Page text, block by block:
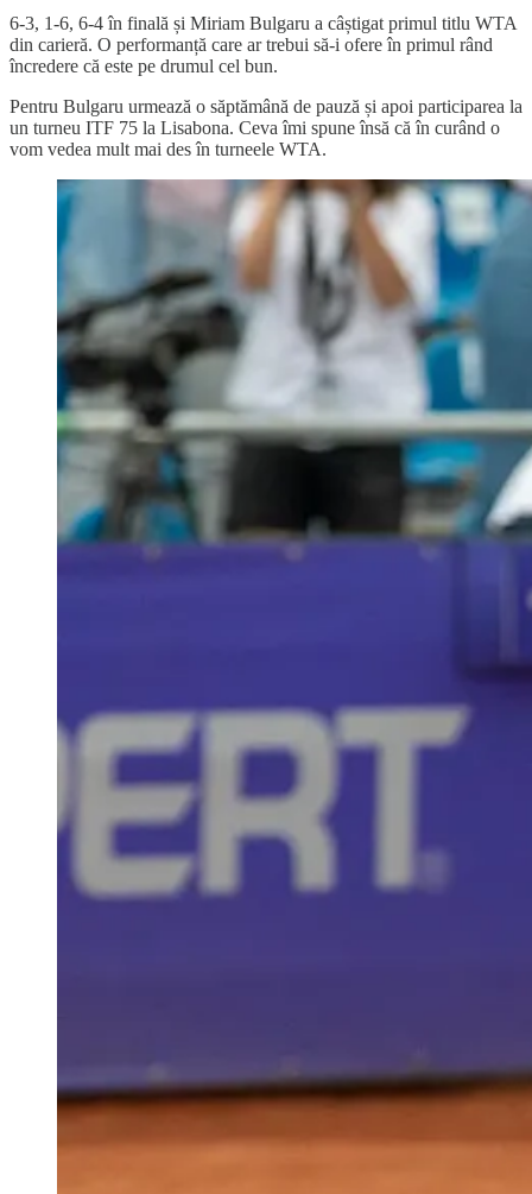
6-3, 1-6, 6-4 în finală și Miriam Bulgaru a câștigat primul titlu WTA
din carieră. O performanță care ar trebui să-i ofere în primul rând
încredere că este pe drumul cel bun.
Pentru Bulgaru urmează o săptămână de pauză și apoi participarea la
un turneu ITF 75 la Lisabona. Ceva îmi spune însă că în curând o
vom vedea mult mai des în turneele WTA.